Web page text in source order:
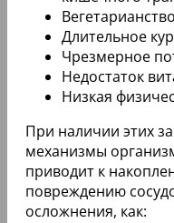
Длительное
Чрезмерное
Недостаток
Низкая
При наличии этих
механизмы
приводит к
повреждению
осложнения, как: